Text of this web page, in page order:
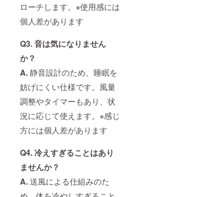
ローチします。※使用感には
個人差があります
Q3. 音は気になりません
か？
A.静音設計のため、睡眠を
妨げにくい仕様です。風量
調整やタイマーもあり、状
況に応じて使えます。※感じ
方には個人差があります
Q4. 冷えすぎることはあり
ませんか？
A.送風による仕組みのた